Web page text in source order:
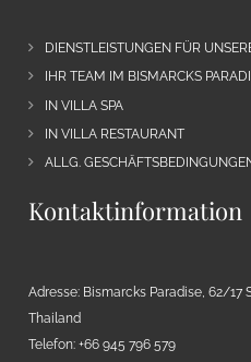
DIENSTLEISTUNGEN FÜR
IHR TEAM IM BISMARCKS
IN VILLA SPA
IN VILLA RESTAURANT
ALLG.
Kontaktinformation
Adresse: Bismarcks Paradise, 62/17
Thailand
Telefon: +66 945 796 579